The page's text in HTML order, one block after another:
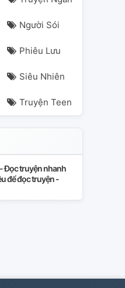
Người Sói
Phiêu Lưu
Siêu Nhiên
Truyện Teen
Đọc truyện nhanh
để đọc truyện -